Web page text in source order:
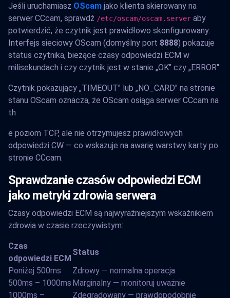
Jeśli uruchamiasz OScam jako klienta skierowany na
serwer CCcam, sprawdź /etc/oscam/oscam.server aby
potwierdzić, że czytnik jest prawidłowo skonfigurowany.
Interfejs sieciowy OScam (domyślny port 8888) pokazuje
status czytnika, bieżące czasy odpowiedzi ECM w
milisekundach i czy czytnik jest w stanie „OK" czy „ERROR".
Czytnik pokazujący „TIMEOUT" lub „NO_CARD" na stronie
stanu OScam oznacza, że OScam osiąga serwer CCcam na
th
e poziom TCP, ale nie otrzymujesz prawidłowych
odpowiedzi CW — co wskazuje na awarię warstwy karty po
stronie CCcam.
Sprawdzanie czasów odpowiedzi ECM
jako metryki zdrowia serwera
Czasy odpowiedzi ECM są najwyraźniejszym wskaźnikiem
zdrowia w czasie rzeczywistym:
Czas
odpowiedzi ECM
Status
Poniżej 500ms
Zdrowy — normalna operacja
500ms – 1000ms Marginalny — monitoruj uważnie
1000ms –
Zdegradowany — prawdopodobnie